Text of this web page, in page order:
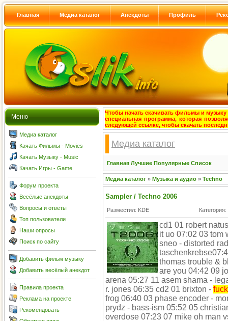
Главная Медиа каталог Анекдоты Профиль
Меню
Медиа каталог
Качать Фильмы - Movies
Качать Музыку - Music
Качать Игры - Game
Форум проекта
Весёлые анекдоты
Вопросы и ответы
Топ пользователи
Наши опросы
Поиск по сайту
Добавить фильм музыку
Добавить весёлый анекдот
Правила проекта
Реклама на проекте
Рекомендовать
Чтобы начать скачивать фильмы и музыку
специальная программа, которая
следующей ссылке, чтобы скачать
Медиа каталог
Главная Лучшие Популярные Список
Медиа каталог » Музыка и аудио » Techno
Sampler / Techno 2006
Разместил: KDE Категория:
cd1 01 robert
it uo 07:02 03 tom
sneo - distorted
thomas trouble &
are you 04:42 09
arena 05:27 11 asem shama -
r. jones 06:35 cd2 01 brixton -
frog 06:40 03 phase encoder -
prydz - bass-ism 05:52 05
overdose 07:23 07 mike oh man